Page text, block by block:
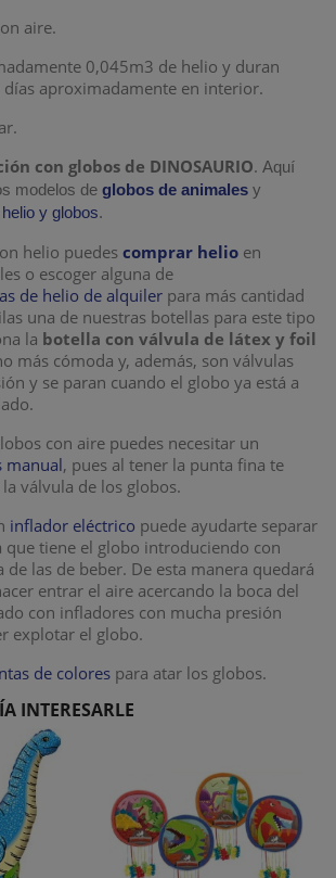
aire.
0,045m3 de helio y duran
aproximadamente en interior.
con globos de DINOSAURIO. Aquí
modelos de globos de animales y
y globos.
helio puedes comprar helio en
o escoger alguna de
de helio de alquiler para más cantidad
una de nuestras botellas para este tipo
la botella con válvula de látex y foil
más cómoda y, además, son válvulas
y se paran cuando el globo ya está a
con aire puedes necesitar un
manual, pues al tener la punta fina te
válvula de los globos.
inflador eléctrico puede ayudarte separar
tiene el globo introduciendo con
de las de beber. De esta manera quedará
entrar el aire acercando la boca del
con infladores con mucha presión
explotar el globo.
de colores para atar los globos.
INTERESARLE